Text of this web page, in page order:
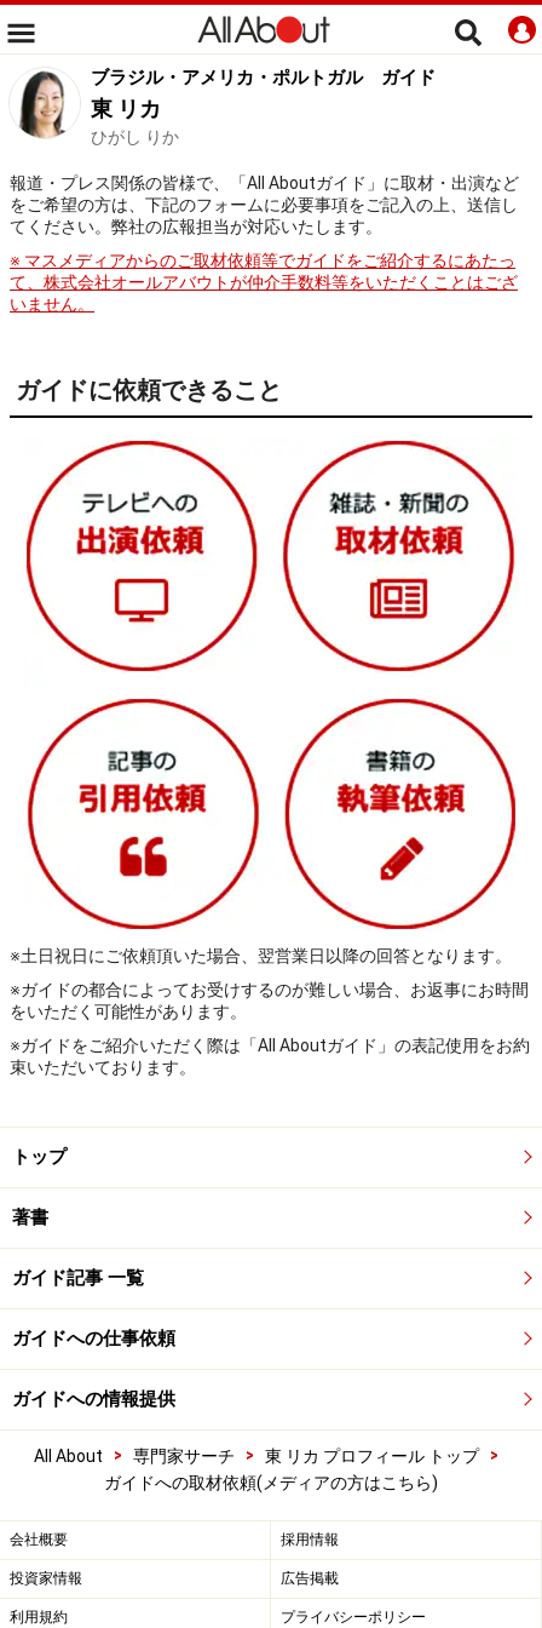
ブラジル・アメリカ・ポルトガル ガイド
東 リカ
ひがし りか
報道・プレス関係の皆様で、「All Aboutガイド」に取材・出演など
をご希望の方は、下記のフォームに必要事項をご記入の上、送信し
てください。弊社の広報担当が対応いたします。
※ マスメディアからのご取材依頼等でガイドをご紹介するにあたっ
て、株式会社オールアバウトが仲介手数料等をいただくことはござ
いません。
ガイドに依頼できること
※土日祝日にご依頼頂いた場合、翌営業日以降の回答となります。
※ガイドの都合によってお受けするのが難しい場合、お返事にお時間
をいただく可能性があります。
※ガイドをご紹介いただく際は「All Aboutガイド」の表記使用をお約
束いただいております。
トップ
著書
ガイド記事 一覧
ガイドへの仕事依頼
ガイドへの情報提供
All About > 専門家サーチ > 東 リカ プロフィール トップ
>
ガイドへの取材依頼(メディアの方はこちら)
会社概要 採用情報
投資家情報 広告掲載
利用規約 プライバシーポリシー